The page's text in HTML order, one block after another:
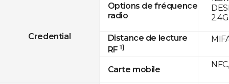
Credential
Options de fréquence
radio
Distance de lecture
RF 1)
Carte mobile